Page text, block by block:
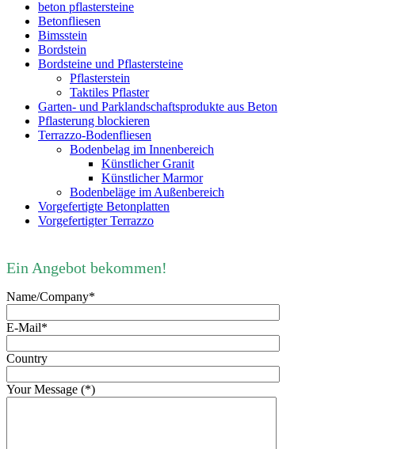
beton pflastersteine
Betonfliesen
Bimsstein
Bordstein
Bordsteine und Pflastersteine
Pflasterstein
Taktiles Pflaster
Garten- und Parklandschaftsprodukte aus Beton
Pflasterung blockieren
Terrazzo-Bodenfliesen
Bodenbelag im Innenbereich
Künstlicher Granit
Künstlicher Marmor
Bodenbeläge im Außenbereich
Vorgefertigte Betonplatten
Vorgefertigter Terrazzo
Ein Angebot bekommen!
Name/Company*
E-Mail*
Country
Your Message (*)